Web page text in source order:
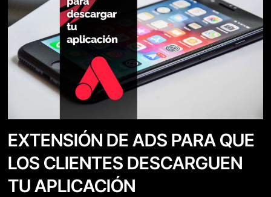
EXTENSIÓN DE ADS PARA QUE
LOS CLIENTES DESCARGUEN
TU APLICACIÓN